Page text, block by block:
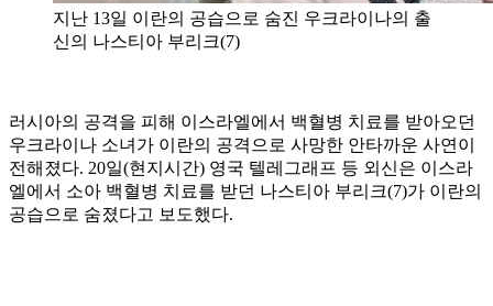
지난 13일 이란의 공습으로 숨진 우크라이나의 출
신의 나스티아 부리크(7)
러시아의 공격을 피해 이스라엘에서 백혈병 치료를 받아오던
우크라이나 소녀가 이란의 공격으로 사망한 안타까운 사연이
전해졌다. 20일(현지시간) 영국 텔레그래프 등 외신은 이스라
엘에서 소아 백혈병 치료를 받던 나스티아 부리크(7)가 이란의
공습으로 숨졌다고 보도했다.